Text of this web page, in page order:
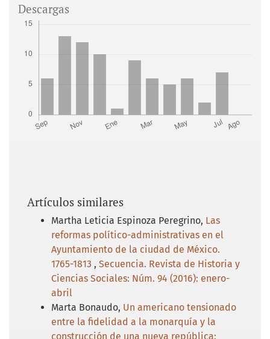
Descargas
Artículos similares
Martha Leticia Espinoza Peregrino, Las
reformas político-administrativas en el
Ayuntamiento de la ciudad de México.
1765-1813 , Secuencia. Revista de Historia y
Ciencias Sociales: Núm. 94 (2016): enero-
abril
Marta Bonaudo, Un americano tensionado
entre la fidelidad a la monarquía y la
construcción de una nueva república: